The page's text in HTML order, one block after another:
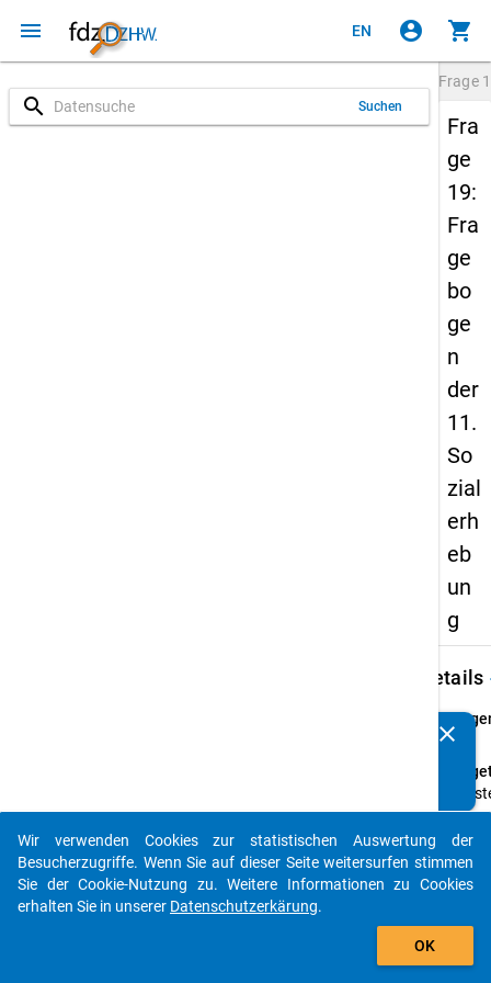
menu EN account_circle shopping_cart
search Suchen
Frage
Fra
ge
19:
Fra
ge
bo
ge
n
der
11.
So
zial
erh
eb
un
g
Details
19
Wie
die
ein?
sind
clear
auto_stories
add_shopping_cart
Wir verwenden Cookies zur statistischen Auswertung der
Besucherzugriffe. Wenn Sie auf dieser Seite weitersurfen stimmen
Sie der Cookie-Nutzung zu. Weitere Informationen zu Cookies
erhalten Sie in unserer Datenschutzerkärung.
OK